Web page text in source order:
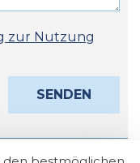
zur Nutzung